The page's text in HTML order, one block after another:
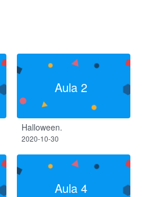
Aula 2
Halloween.
2020-10-30
Aula 4